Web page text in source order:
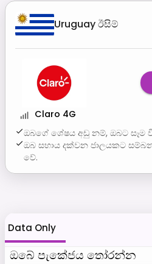
Uruguayඊසිම්
Claro 4G
ඔබගේ ශේෂය අඩු නම්, ඔබට සෑම
ඔබ සහාය දක්වන ජාලයකට
වේ.
Data Only
ඔබේ පැකේජය තෝරන්න